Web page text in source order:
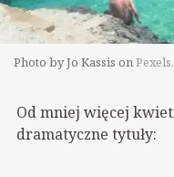
Photo by Jo Kassis on
Od mniej więcej
dramatyczne tytuły: